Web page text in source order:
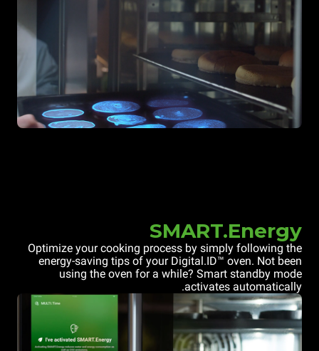
SMART.Energy
Optimize your cooking process by simply following the
energy-saving tips of your Digital.ID™ oven. Not been
using the oven for a while? Smart standby mode
activates automatically.